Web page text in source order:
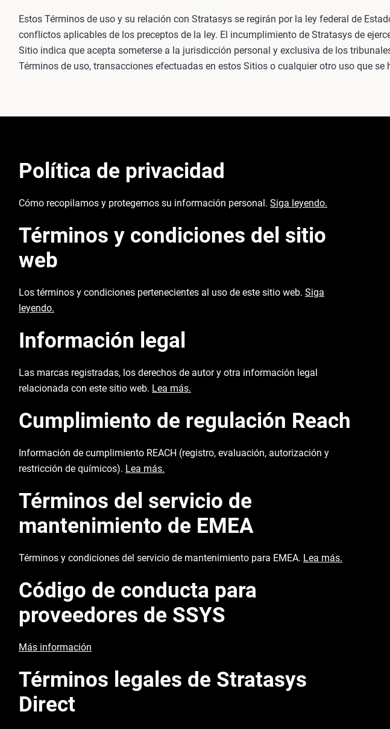
Estos Términos de uso y su relación con Stratasys se regirán por la ley federal de
conflictos aplicables de los preceptos de la ley. El incumplimiento de Stratasys de
Sitio indica que acepta someterse a la jurisdicción personal y exclusiva de los
Términos de uso, transacciones efectuadas en estos Sitios o cualquier otro uso que se
Política de privacidad
Cómo recopilamos y protegemos su información personal. Siga leyendo.
Términos y condiciones del sitio
web
Los términos y condiciones pertenecientes al uso de este sitio web. Siga
leyendo.
Información legal
Las marcas registradas, los derechos de autor y otra información legal
relacionada con este sitio web. Lea más.
Cumplimiento de regulación Reach
Información de cumplimiento REACH (registro, evaluación, autorización y
restricción de químicos). Lea más.
Términos del servicio de
mantenimiento de EMEA
Términos y condiciones del servicio de mantenimiento para EMEA. Lea más.
Código de conducta para
proveedores de SSYS
Más información
Términos legales de Stratasys
Direct